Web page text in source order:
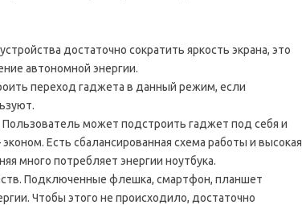
достаточно сократить яркость экрана, это
автономной энергии.
переход гаджета в данный режим, если
может подстроить гаджет под себя и
Есть сбалансированная схема работы и высокая
много потребляет энергии ноутбука.
Подключенные флешка, смартфон, планшет
Чтобы этого не происходило, достаточно